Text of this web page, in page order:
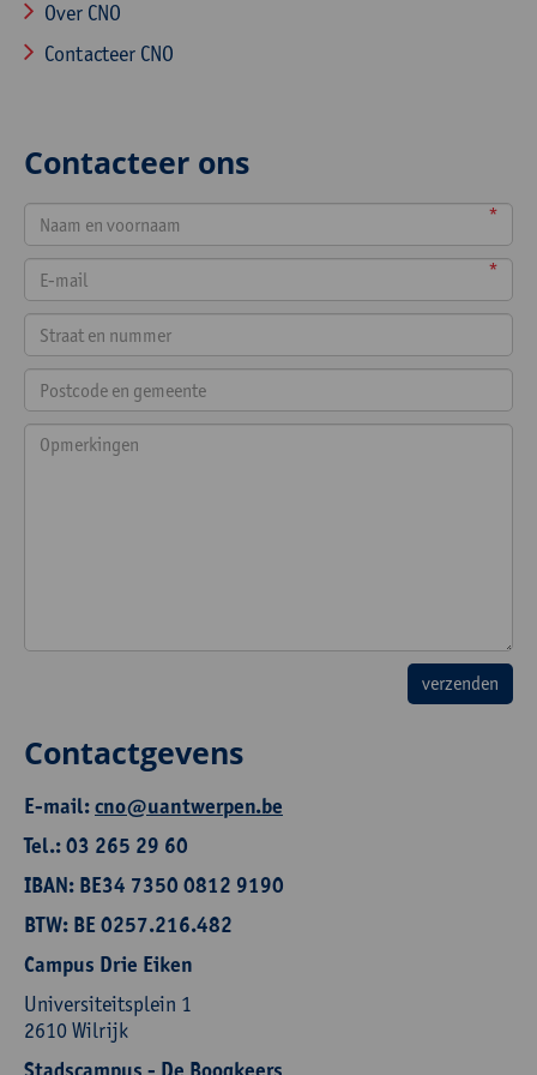
Over CNO
Contacteer CNO
Contacteer ons
*
*
Contactgevens
E-mail:cno@uantwerpen.be
Tel.: 03 265 29 60
IBAN: BE34 7350 0812 9190
BTW: BE 0257.216.482
Campus Drie Eiken
Universiteitsplein 1
2610 Wilrijk